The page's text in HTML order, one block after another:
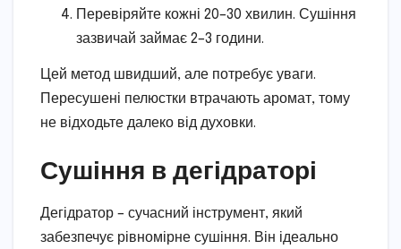
Перевіряйте кожні 20–30 хвилин. Сушіння
зазвичай займає 2–3 години.
Цей метод швидший, але потребує уваги.
Пересушені пелюстки втрачають аромат, тому
не відходьте далеко від духовки.
Сушіння в дегідраторі
Дегідратор – сучасний інструмент, який
забезпечує рівномірне сушіння. Він ідеально